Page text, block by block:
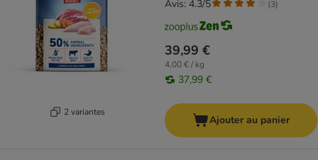
2 variantes
39,99 €
4,00 € / kg
37,99 €
Avis: 4.3/5 (3)
Ajouter au panier